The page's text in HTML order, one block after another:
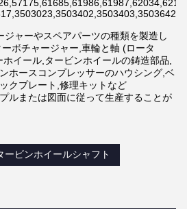
ジャーやスペアパーツの種類を製造し
ボチャージャー,車輪と軸 (ロータ
イール,タービンホイールの鋳造部品,
ホースコンプレッサーのハウシング,ベ
クプレート,修理キットなど
ルまたは図面に従って生産することが
ービンホイールシャフト